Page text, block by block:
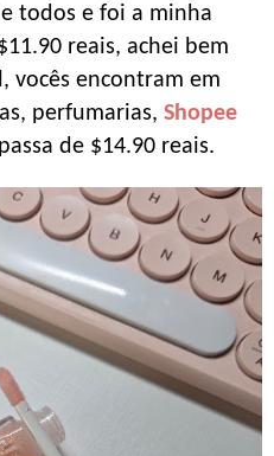
todos e foi a minha
reais, achei bem
vocês encontram em
perfumarias, Shopee
de $14.90 reais.